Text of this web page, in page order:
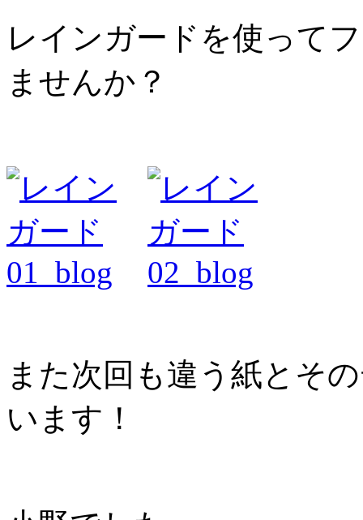
レインガードを使って
ませんか？
また次回も違う紙とそ
います！